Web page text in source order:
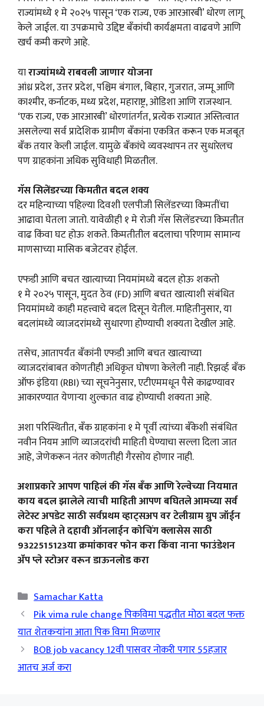
राज्यांमध्ये १ मे २०२५ पासून ‘एक राज्य, एक आरआरबी’ धोरण लागू
केले जाईल. या उपक्रमाचे उद्दिष्ट बँकांची कार्यक्षमता वाढवणे आणि
खर्च कमी करणे आहे.
याराज्यांमध्ये राबवली जाणार योजना
आंध्र प्रदेश, उत्तर प्रदेश, पश्चिम बंगाल, बिहार, गुजरात, जम्मू आणि
काश्मीर, कर्नाटक, मध्य प्रदेश, महाराष्ट्र, ओडिशा आणि राजस्थान.
‘एक राज्य, एक आरआरबी’ धोरणांतर्गत, प्रत्येक राज्यात अस्तित्वात
असलेल्या सर्व प्रादेशिक ग्रामीण बँकांना एकत्रित करून एक मजबूत
बँक तयार केली जाईल. यामुळे बँकांचे व्यवस्थापन तर सुधारेलच
पण ग्राहकांना अधिक सुविधाही मिळतील.
गॅस सिलेंडरच्या किमतीत बदल शक्य
दर महिन्याच्या पहिल्या दिवशी एलपीजी सिलेंडरच्या किमतींचा
आढावा घेतला जातो. यावेळीही १ मे रोजी गॅस सिलेंडरच्या किमतीत
वाढ किंवा घट होऊ शकते. किमतीतील बदलाचा परिणाम सामान्य
माणसाच्या मासिक बजेटवर होईल.
एफडी आणि बचत खात्याच्या नियमांमध्ये बदल होऊ शकतो
१ मे २०२५ पासून, मुदत ठेव (FD) आणि बचत खात्याशी संबंधित
नियमांमध्ये काही महत्त्वाचे बदल दिसून येतील. माहितीनुसार, या
बदलांमध्ये व्याजदरांमध्ये सुधारणा होण्याची शक्यता देखील आहे.
तसेच, आतापर्यंत बँकांनी एफडी आणि बचत खात्याच्या
व्याजदरांबाबत कोणतीही अधिकृत घोषणा केलेली नाही. रिझर्व्ह बँक
ऑफ इंडिया (RBI) च्या सूचनेनुसार, एटीएममधून पैसे काढण्यावर
आकारण्यात येणाऱ्या शुल्कात वाढ होण्याची शक्यता आहे.
अशा परिस्थितीत, बँक ग्राहकांना १ मे पूर्वी त्यांच्या बँकेशी संबंधित
नवीन नियम आणि व्याजदरांची माहिती घेण्याचा सल्ला दिला जात
आहे, जेणेकरून नंतर कोणतीही गैरसोय होणार नाही.
अशाप्रकारे आपण पाहिलं की गॅस बँक आणि रेल्वेच्या नियमात
काय बदल झालेले त्याची माहिती आपण बघितले आमच्या सर्व
लेटेस्ट अपडेट साठी सर्वप्रथम व्हाट्सअप वर टेलीग्राम ग्रुप जॉईन
करा पहिले ते दहावी ऑनलाईन कोचिंग क्लासेस साठी
9322515123या क्रमांकावर फोन करा किंवा नाना फाउंडेशन
ॲप प्ले स्टोअर वरून डाऊनलोड करा
Categories
Samachar Katta
Pik vima rule change पिकविमा पद्धतीत मोठा बदल फक्त
यात शेतकऱ्यांना आता पिक विमा मिळणार
BOB job vacancy 12वी पासवर नोकरी पगार 55हजार
आतच अर्ज करा